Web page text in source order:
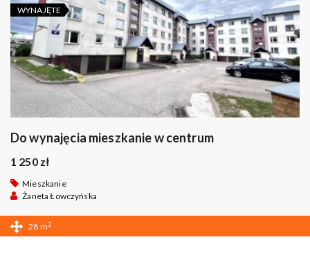
WYNAJĘTE
Do wynajęcia mieszkanie w centrum
1 250 zł
Mieszkanie
Żaneta Łowczyńska
28 m2